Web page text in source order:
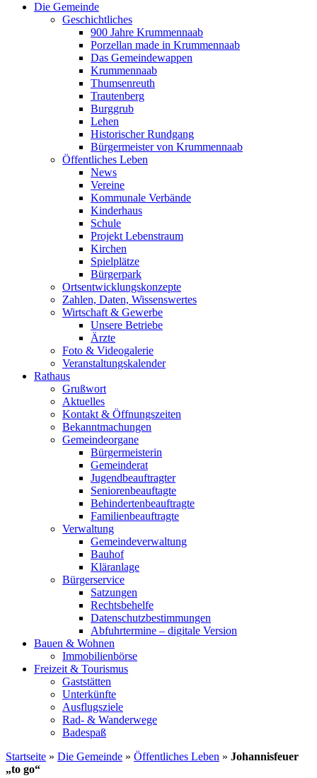
Die Gemeinde
Geschichtliches
900 Jahre Krummennaab
Porzellan made in Krummennaab
Das Gemeindewappen
Krummennaab
Thumsenreuth
Trautenberg
Burggrub
Lehen
Historischer Rundgang
Bürgermeister von Krummennaab
Öffentliches Leben
News
Vereine
Kommunale Verbände
Kinderhaus
Schule
Projekt Lebenstraum
Kirchen
Spielplätze
Bürgerpark
Ortsentwicklungskonzepte
Zahlen, Daten, Wissenswertes
Wirtschaft & Gewerbe
Unsere Betriebe
Ärzte
Foto & Videogalerie
Veranstaltungskalender
Rathaus
Grußwort
Aktuelles
Kontakt & Öffnungszeiten
Bekanntmachungen
Gemeindeorgane
Bürgermeisterin
Gemeinderat
Jugendbeauftragter
Seniorenbeauftagte
Behindertenbeauftragte
Familienbeauftragte
Verwaltung
Gemeindeverwaltung
Bauhof
Kläranlage
Bürgerservice
Satzungen
Rechtsbehelfe
Datenschutzbestimmungen
Abfuhrtermine – digitale Version
Bauen & Wohnen
Immobilienbörse
Freizeit & Tourismus
Gaststätten
Unterkünfte
Ausflugsziele
Rad- & Wanderwege
Badespaß
Startseite » Die Gemeinde » Öffentliches Leben » Johannisfeuer
„to go“